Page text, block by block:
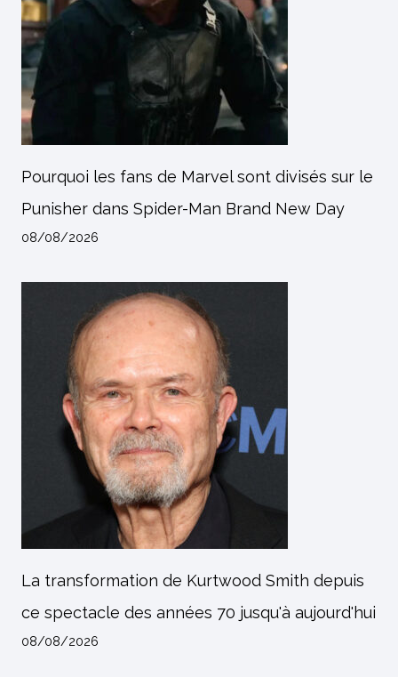
Pourquoi les fans de Marvel sont divisés sur le
Punisher dans Spider-Man Brand New Day
08/08/2026
La transformation de Kurtwood Smith depuis
ce spectacle des années 70 jusqu'à aujourd'hui
08/08/2026